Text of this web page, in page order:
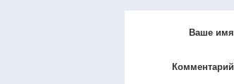
Ваше имя
Комментарий